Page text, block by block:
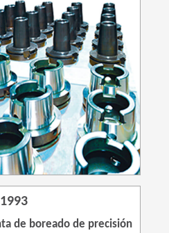
1993
de boreado de precisión